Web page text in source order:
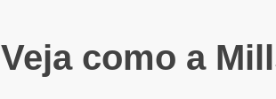
Veja como a